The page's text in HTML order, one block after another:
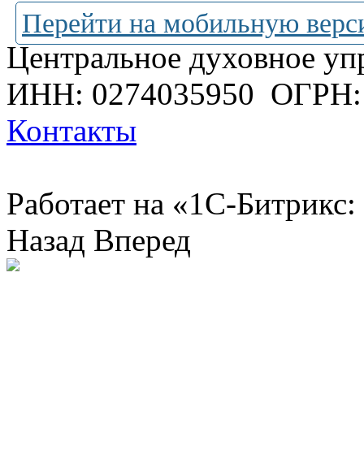
Перейти на мобильную
Центральное духовное
ИНН: 0274035950 ОГРН:
Контакты
Работает на «1С-
Назад Вперед